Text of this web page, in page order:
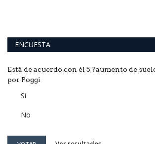
ENCUESTA
Está de acuerdo con él 5 ?aumento de
por Poggi
Si
No